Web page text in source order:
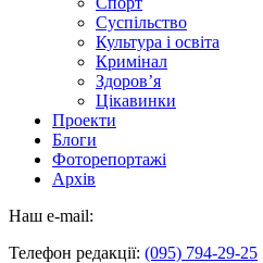
Суспільство
Культура і освіта
Кримінал
Здоров’я
Цікавинки
Проекти
Блоги
Фоторепортажі
Архів
Наш e-mail:
Телефон редакції: (095) 794-29-25